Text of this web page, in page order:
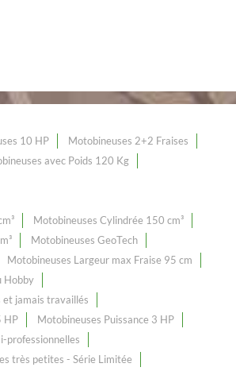
10 HP
Motobineuses 2+2 Fraises
avec Poids 120 Kg
Motobineuses Cylindrée 150 cm³
Motobineuses GeoTech
Motobineuses Largeur max Fraise 95 cm
Hobby
et jamais travaillés
HP
Motobineuses Puissance 3 HP
professionnelles
très petites - Série Limitée